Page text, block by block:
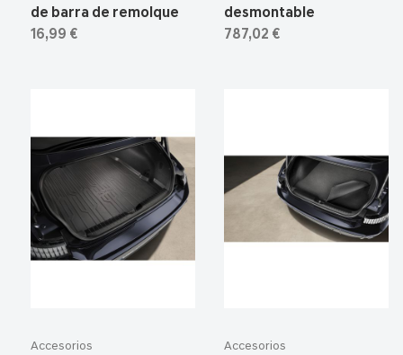
de barra de remolque
16,99 €
desmontable
787,02 €
Accesorios Accesorios